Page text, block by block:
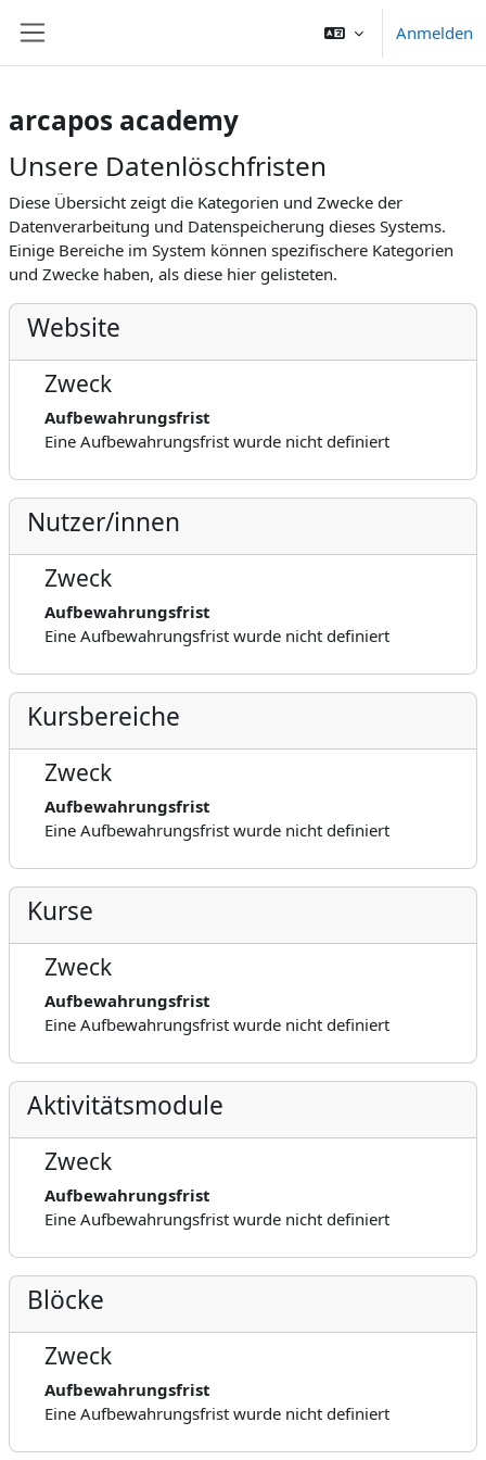
Anmelden
arcapos academy
Unsere Datenlöschfristen
Diese Übersicht zeigt die Kategorien und Zwecke der
Datenverarbeitung und Datenspeicherung dieses Systems.
Einige Bereiche im System können spezifischere Kategorien
und Zwecke haben, als diese hier gelisteten.
Website
Zweck
Aufbewahrungsfrist
Eine Aufbewahrungsfrist wurde nicht definiert
Nutzer/innen
Zweck
Aufbewahrungsfrist
Eine Aufbewahrungsfrist wurde nicht definiert
Kursbereiche
Zweck
Aufbewahrungsfrist
Eine Aufbewahrungsfrist wurde nicht definiert
Kurse
Zweck
Aufbewahrungsfrist
Eine Aufbewahrungsfrist wurde nicht definiert
Aktivitätsmodule
Zweck
Aufbewahrungsfrist
Eine Aufbewahrungsfrist wurde nicht definiert
Blöcke
Zweck
Aufbewahrungsfrist
Eine Aufbewahrungsfrist wurde nicht definiert